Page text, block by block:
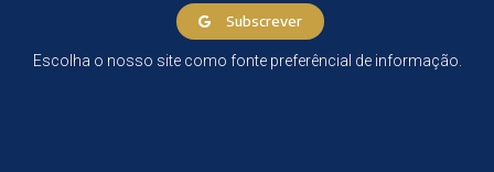
Subscrever
Escolha o nosso site como fonte preferêncial de informação.